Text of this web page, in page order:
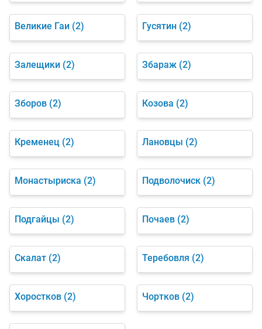
Великие Гаи (2) Гусятин (2)
Залещики (2) Збараж (2)
Зборов (2) Козова (2)
Кременец (2) Лановцы (2)
Монастыриска (2) Подволочиск (2)
Подгайцы (2) Почаев (2)
Скалат (2) Теребовля (2)
Хоростков (2) Чортков (2)